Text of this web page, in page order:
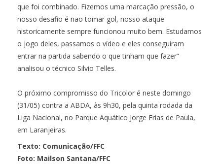
que foi combinado. Fizemos uma marcação pressão, o
nosso desafio é não tomar gol, nosso ataque
historicamente sempre funcionou muito bem. Estudamos
o jogo deles, passamos o vídeo e eles conseguiram
entrar na partida sabendo o que tinham que fazer”
analisou o técnico Silvio Telles.
O próximo compromisso do Tricolor é neste domingo
(31/05) contra a ABDA, às 9h30, pela quinta rodada da
Liga Nacional, no Parque Aquático Jorge Frias de Paula,
em Laranjeiras.
Texto: Comunicação/FFC
Foto: Mailson Santana/FFC